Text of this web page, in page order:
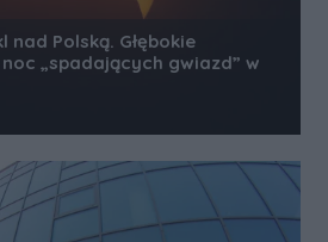
nad Polską. Głębokie
noc „spadających gwiazd” w